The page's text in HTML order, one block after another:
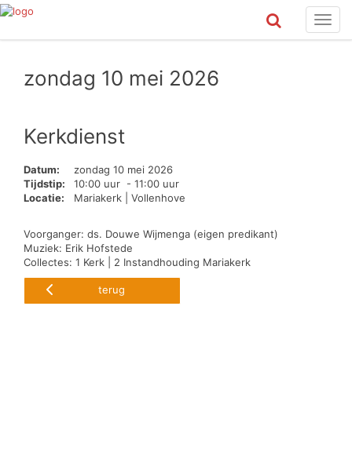
zondag 10 mei 2026
Kerkdienst
Datum:
zondag 10 mei 2026
Tijdstip:
10:00 uur - 11:00 uur
Locatie:
Mariakerk | Vollenhove
Voorganger: ds. Douwe Wijmenga (eigen predikant)
Muziek: Erik Hofstede
Collectes: 1 Kerk | 2 Instandhouding Mariakerk
terug